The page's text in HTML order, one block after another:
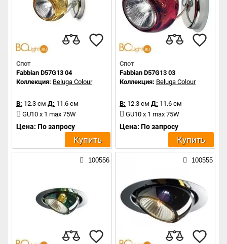
Спот
Fabbian D57G13 04
Коллекция: Beluga Colour
В: 12.3 см Д: 11.6 см
GU10 x 1 max 75W
Цена: По запросу
Купить
Спот
Fabbian D57G13 03
Коллекция: Beluga Colour
В: 12.3 см Д: 11.6 см
GU10 x 1 max 75W
Цена: По запросу
Купить
100556 100555